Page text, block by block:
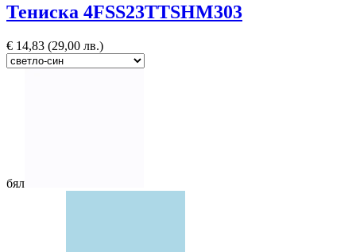
Тениска 4FSS23TTSHM303
€ 14,83 (29,00 лв.)
бял